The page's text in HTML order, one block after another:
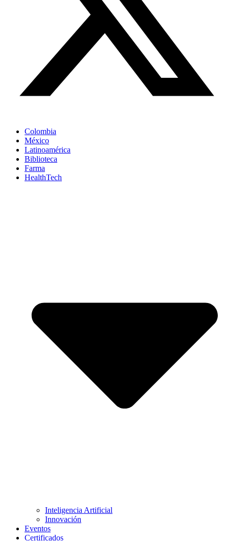
Colombia
México
Latinoamérica
Biblioteca
Farma
HealthTech
Inteligencia Artificial
Innovación
Eventos
Certificados